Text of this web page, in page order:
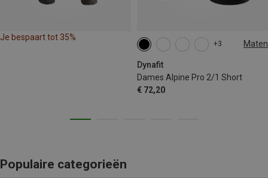
Je bespaart tot 35%
+3 Maten
Dynafit
Dames Alpine Pro 2/1 Short
€ 72,20
XS
Populaire categorieën